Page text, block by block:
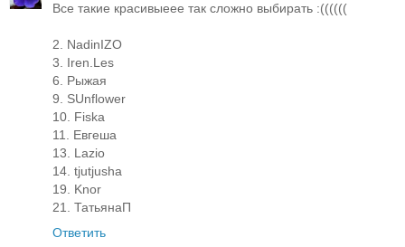
Все такие красивыеее так сложно выбирать :((((((
2. NadinIZO
3. Iren.Les
6. Рыжая
9. SUnflower
10. Fiska
11. Евгеша
13. Lazio
14. tjutjusha
19. Knor
21. ТатьянаП
Ответить